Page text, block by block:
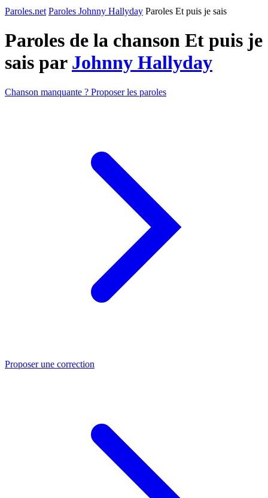
Paroles.net Paroles Johnny Hallyday Paroles Et puis je sais
Paroles de la chanson Et puis je
sais par Johnny Hallyday
Chanson manquante ? Proposer les paroles
Proposer une correction